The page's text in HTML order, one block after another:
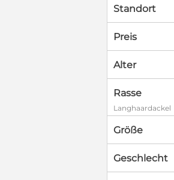
Standort
Preis
Alter
Rasse
Langhaardackel
Größe
Geschlecht